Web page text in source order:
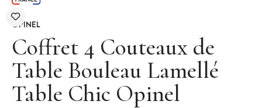
OPINEL
Coffret 4 Couteaux de
Table Bouleau Lamellé
Table Chic Opinel